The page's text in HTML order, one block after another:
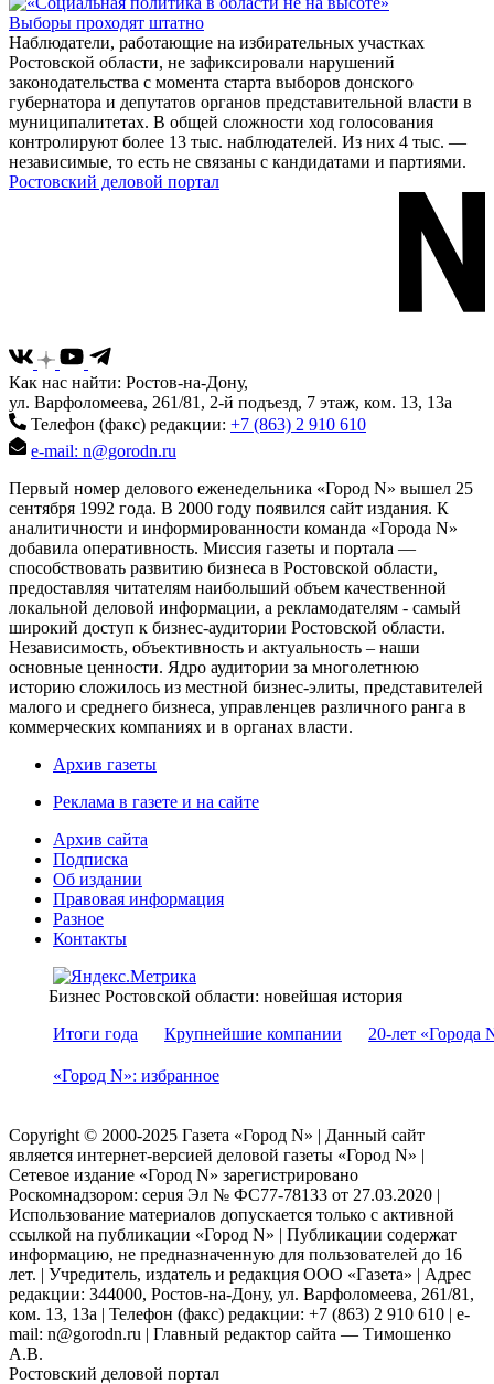
Выборы проходят штатно
Наблюдатели, работающие на избирательных участках
Ростовской области, не зафиксировали нарушений
законодательства с момента старта выборов донского
губернатора и депутатов органов представительной власти в
муниципалитетах. В общей сложности ход голосования
контролируют более 13 тыс. наблюдателей. Из них 4 тыс. —
независимые, то есть не связаны с кандидатами и партиями.
Ростовский деловой портал
Как нас найти: Ростов-на-Дону,
ул. Варфоломеева, 261/81, 2-й подъезд, 7 этаж, ком. 13, 13а
Телефон (факс) редакции: +7 (863) 2 910 610
e-mail: n@gorodn.ru
Первый номер делового еженедельника «Город N» вышел 25
сентября 1992 года. В 2000 году появился сайт издания. К
аналитичности и информированности команда «Города N»
добавила оперативность. Миссия газеты и портала —
способствовать развитию бизнеса в Ростовской области,
предоставляя читателям наибольший объем качественной
локальной деловой информации, а рекламодателям - самый
широкий доступ к бизнес-аудитории Ростовской области.
Независимость, объективность и актуальность – наши
основные ценности. Ядро аудитории за многолетнюю
историю сложилось из местной бизнес-элиты, представителей
малого и среднего бизнеса, управленцев различного ранга в
коммерческих компаниях и в органах власти.
Архив газеты
Реклама в газете и на сайте
Архив сайта
Подписка
Об издании
Правовая информация
Разное
Контакты
Бизнес Ростовской области: новейшая история
Итоги года
Крупнейшие компании 20-лет «Города
«Город N»: избранное
Copyright © 2000-2025 Газета «Город N» | Данный сайт
является интернет-версией деловой газеты «Город N» |
Сетевое издание «Город N» зарегистрировано
Роскомнадзором: серuя Эл № ФС77-78133 от 27.03.2020 |
Использование материалов допускается только с активной
ссылкой на публикации «Город N» | Публикации содержат
информацию, не предназначенную для пользователей до 16
лет. | Учредитель, издатель и редакция ООО «Газета» | Адрес
редакции: 344000, Ростов-на-Дону, ул. Варфоломеева, 261/81,
ком. 13, 13а | Телефон (факс) редакции: +7 (863) 2 910 610 | e-
mail: n@gorodn.ru | Главный редактор сайта — Тимошенко
А.В.
Ростовский деловой портал